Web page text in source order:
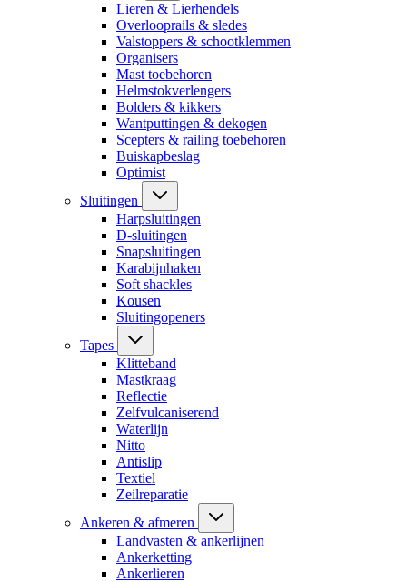
Lieren & Lierhendels
Overlooprails & sledes
Valstoppers & schootklemmen
Organisers
Mast toebehoren
Helmstokverlengers
Bolders & kikkers
Wantputtingen & dekogen
Scepters & railing toebehoren
Buiskapbeslag
Optimist
Sluitingen
Harpsluitingen
D-sluitingen
Snapsluitingen
Karabijnhaken
Soft shackles
Kousen
Sluitingopeners
Tapes
Klitteband
Mastkraag
Reflectie
Zelfvulcaniserend
Waterlijn
Nitto
Antislip
Textiel
Zeilreparatie
Ankeren & afmeren
Landvasten & ankerlijnen
Ankerketting
Ankerlieren